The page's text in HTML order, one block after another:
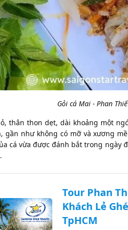
Gỏi cá Mai - Phan
thân thon dẹt, dài khoảng một
như không có mỡ và xương
cá vừa được đánh bắt trong
Tour Phan
Khách Lẻ
TpHCM